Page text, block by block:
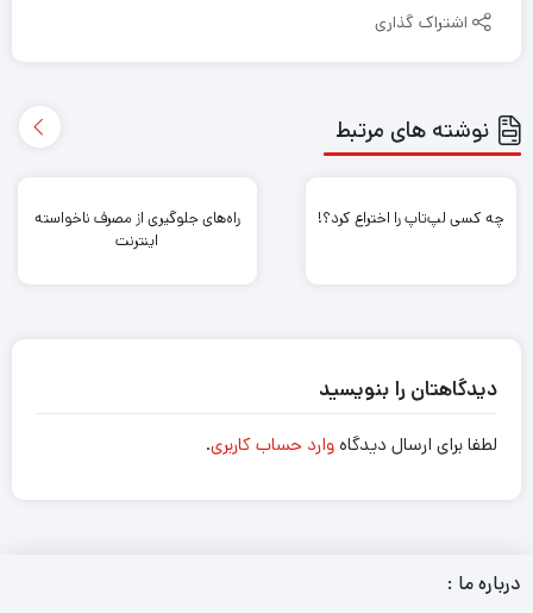
اشتراک گذاری
نوشته های مرتبط
چه کسی لپ‌تاپ را اختراع کرد؟!
راه‌های جلوگیری از مصرف ناخواسته
اینترنت
دیدگاهتان را بنویسید
لطفا برای ارسال دیدگاهوارد حساب کاربری.
درباره ما :